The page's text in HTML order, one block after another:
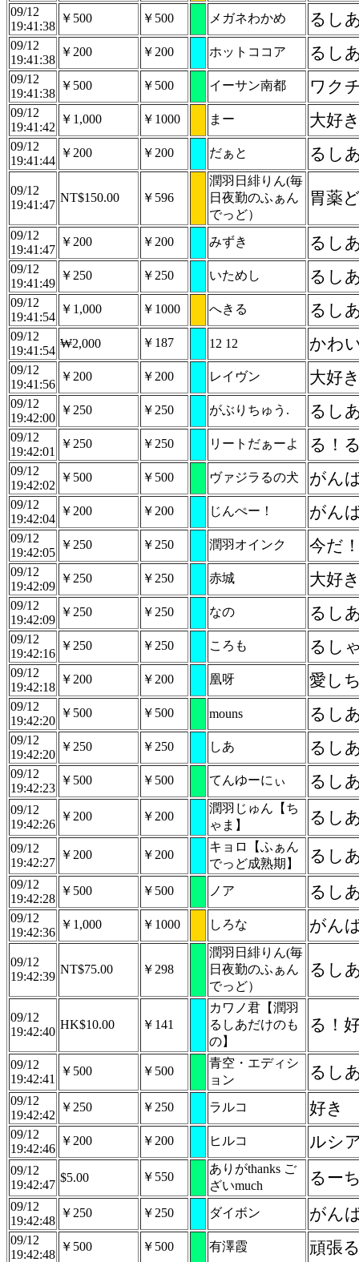
09/12
19:41:38
￥500 ￥500 メガネわかめ るし
09/12
19:41:38
￥200 ￥200 ホットココア るし
09/12
19:41:38
￥500 ￥500 イーサン南都 ワク
09/12
19:41:42
￥1,000 ￥1000 まー 大好
09/12
19:41:44
￥200 ￥200 だぁと るし
09/12
19:41:47
NT$150.00 ￥596
潤羽日緋りん(毎
日夜勤のふぁん
でっど）
胃薬
09/12
19:41:47
￥200 ￥200 みずき るし
09/12
19:41:49
￥250 ￥250 いためし るし
09/12
19:41:54
￥1,000 ￥1000 へきる るし
09/12
19:41:54
₩2,000 ￥187 12 12 かわ
09/12
19:41:56
￥200 ￥200 レイヴン 大好
09/12
19:42:00
￥250 ￥250 がぶりちゅう. るし
09/12
19:42:01
￥250 ￥250 リートだぁーよ る！
09/12
19:42:02
￥500 ￥500 ヴァジラるの犬 がん
09/12
19:42:04
￥200 ￥200 じんぺー！ がん
09/12
19:42:05
￥250 ￥250 潤羽オインク 今だ
09/12
19:42:09
￥250 ￥250 赤城 大好
09/12
19:42:09
￥250 ￥250 なの るし
09/12
19:42:16
￥250 ￥250 ころも るし
09/12
19:42:18
￥200 ￥200 凰呀 愛し
09/12
19:42:20
￥500 ￥500 mouns るし
09/12
19:42:20
￥250 ￥250 しあ るし
09/12
19:42:23
￥500 ￥500 てんゆーにぃ るし
09/12
19:42:26
￥200 ￥200
潤羽じゅん【ち
ゃま】
るし
09/12
19:42:27
￥200 ￥200
キョロ【ふぁん
でっど成熟期】
るし
09/12
19:42:28
￥500 ￥500 ノア るし
09/12
19:42:36
￥1,000 ￥1000 しろな がん
09/12
19:42:39
NT$75.00 ￥298
潤羽日緋りん(毎
日夜勤のふぁん
でっど）
るし
09/12
19:42:40
HK$10.00 ￥141
カワノ君【潤羽
るしあだけのも
の】
る！
09/12
19:42:41
￥500 ￥500
青空・エディシ
ョン
るし
09/12
19:42:42
￥250 ￥250 ラルコ 好き
09/12
19:42:46
￥200 ￥200 ヒルコ ルシ
09/12
19:42:47
$5.00 ￥550
ありがthanks ご
ざいmuch
るー
09/12
19:42:48
￥250 ￥250 ダイボン がん
09/12
19:42:48
￥500 ￥500 有澤霞 頑張